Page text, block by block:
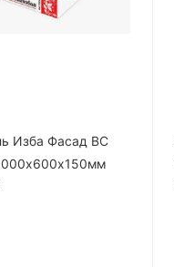
Изба Фасад ВС